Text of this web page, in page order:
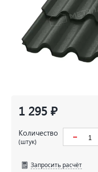
1 295 ₽
Количество
(штук)
Запросить расчёт